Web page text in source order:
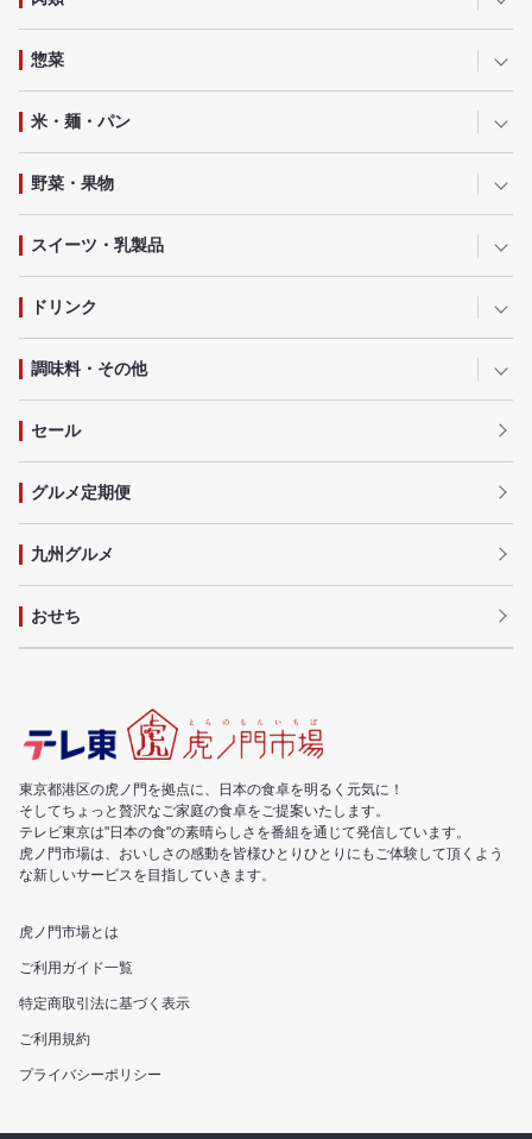
惣菜
米・麺・パン
野菜・果物
スイーツ・乳製品
ドリンク
調味料・その他
セール
グルメ定期便
九州グルメ
おせち
東京都港区の虎ノ門を拠点に、日本の食卓を明るく元気に！
そしてちょっと贅沢なご家庭の食卓をご提案いたします。
テレビ東京は"日本の食"の素晴らしさを番組を通じて発信しています。
虎ノ門市場は、おいしさの感動を皆様ひとりひとりにもご体験して頂くよう
な新しいサービスを目指していきます。
虎ノ門市場とは
ご利用ガイド一覧
特定商取引法に基づく表示
ご利用規約
プライバシーポリシー